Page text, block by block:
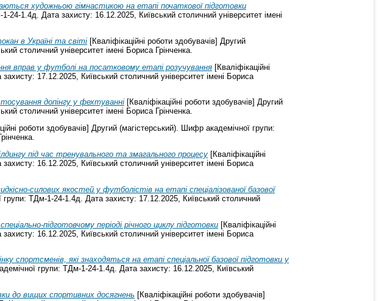
художньою гімнастикою на етапі початкової підготовки
24-1.4д. Дата захисту: 16.12.2025, Київський столичний університет імені
в Україні та світі [Кваліфікаційні роботи здобувачів] Другий
столичний університет імені Бориса Грінченка.
вправ у футболі на посатковому етапі розучування [Кваліфікаційні
17.12.2025, Київський столичний університет імені Бориса
допінгу у фехтуванні [Кваліфікаційні роботи здобувачів] Другий
столичний університет імені Бориса Грінченка.
роботи здобувачів] Другий (магістерський). Шифр академічної групи:
під час тренувального та змагального процесу [Кваліфікаційні
16.12.2025, Київський столичний університет імені Бориса
силових якостей у футболістів на етапі спеціалізованої базової
групи: ТДм-1-24-1.4д. Дата захисту: 17.12.2025, Київський столичний
підготовчому періоді річного циклу підготовки [Кваліфікаційні
16.12.2025, Київський столичний університет імені Бориса
спортсменів, які знаходяться на етапі спеціальної базової підготовки у
групи: ТДм-1-24-1.4д. Дата захисту: 16.12.2025, Київський
до вищих спортивних досягнень [Кваліфікаційні роботи здобувачів]